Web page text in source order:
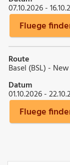
07.10.2026 -
Fluege
Route
Basel (BSL) -
Datum
01.10.2026 -
Fluege